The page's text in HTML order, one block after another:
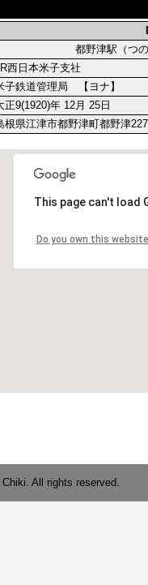
都野津駅（
西日本米子支社
子鉄道管理局 【ヨナ】
正9(1920)年 12月 25日
根県江津市都野津町都野津
All rights reserved.